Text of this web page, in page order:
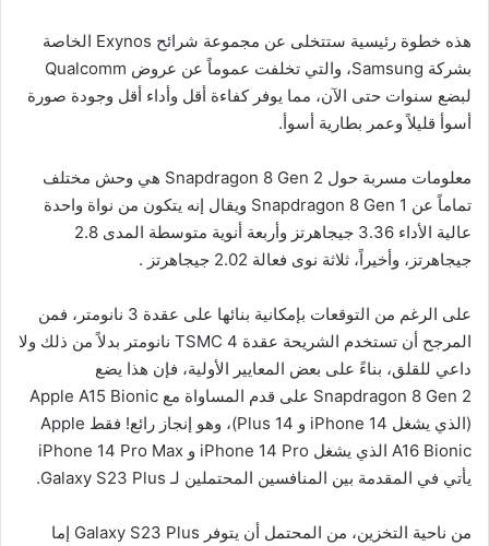
هذه خطوة رئيسية ستتخلى عن مجموعة شرائح Exynos الخاصة
بشركة Samsung، والتي تخلفت عموماً عن عروض Qualcomm
لبضع سنوات حتى الآن، مما يوفر كفاءة أقل وأداء أقل وجودة صورة
أسوأ قليلاً وعمر بطارية أسوأ.
معلومات مسربة حول Snapdragon 8 Gen 2 هي وحش مختلف
تماماً عن Snapdragon 8 Gen 1 ويقال إنه يتكون من نواة واحدة
عالية الأداء 3.36 جيجاهرتز وأربعة أنوية متوسطة المدى 2.8
جيجاهرتز، وأخيراً، ثلاثة نوى فعالة 2.02 جيجاهرتز .
على الرغم من التوقعات بإمكانية بنائها على عقدة 3 نانومتر، فمن
المرجح أن تستخدم الشريحة عقدة TSMC 4 نانومتر بدلاً من ذلك ولا
داعي للقلق، بناءً على بعض المعايير الأولية، فإن هذا يضع
Snapdragon 8 Gen 2 على قدم المساواة مع Apple A15 Bionic
(الذي يشغل iPhone 14 و 14 Plus)، وهو إنجاز رائع! فقط Apple
A16 Bionic الذي يشغل iPhone 14 Pro و iPhone 14 Pro Max
يأتي في المقدمة بين المنافسين المحتملين لـ Galaxy S23 Plus.
من ناحية التخزين، من المحتمل أن يتوفر Galaxy S23 Plus إما